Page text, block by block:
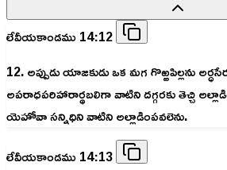
లేవీయకాండము 14:12
12. అప్పుడు యాజకుడు ఒక మగ గొఱ్ఱపిల్లను
అపరాధపరిహారార్థబలిగా వాటిని దగ్గరకు తెచ్చి
యెహోవా సన్నిధిని వాటిని అల్లాడింపవలెను.
లేవీయకాండము 14:13